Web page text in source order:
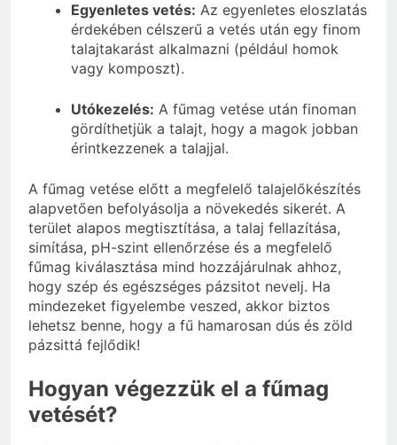
Egyenletes vetés: Az egyenletes eloszlatás
érdekében célszerű a vetés után egy finom
talajtakarást alkalmazni (például homok
vagy komposzt).
Utókezelés: A fűmag vetése után finoman
gördíthetjük a talajt, hogy a magok jobban
érintkezzenek a talajjal.
A fűmag vetése előtt a megfelelő talajelőkészítés
alapvetően befolyásolja a növekedés sikerét. A
terület alapos megtisztítása, a talaj fellazítása,
simítása, pH-szint ellenőrzése és a megfelelő
fűmag kiválasztása mind hozzájárulnak ahhoz,
hogy szép és egészséges pázsitot nevelj. Ha
mindezeket figyelembe veszed, akkor biztos
lehetsz benne, hogy a fű hamarosan dús és zöld
pázsittá fejlődik!
Hogyan végezzük el a fűmag
vetését?